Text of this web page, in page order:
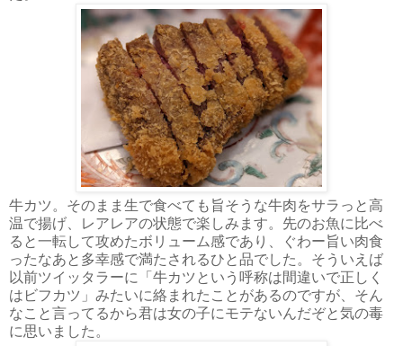
牛カツ。そのまま生で食べても旨そうな牛肉をサラっと高
温で揚げ、レアレアの状態で楽しみます。先のお魚に比べ
ると一転して攻めたボリューム感であり、ぐわー旨い肉食
ったなあと多幸感で満たされるひと品でした。そういえば
以前ツイッタラーに「牛カツという呼称は間違いで正しく
はビフカツ」みたいに絡まれたことがあるのですが、そん
なこと言ってるから君は女の子にモテないんだぞと気の毒
に思いました。